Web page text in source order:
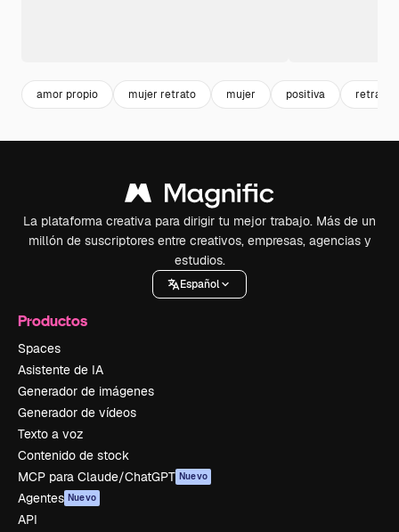
amor propio mujer retrato mujer positiva retrato
La plataforma creativa para dirigir tu mejor trabajo. Más de un
millón de suscriptores entre creativos, empresas, agencias y
estudios.
Español
Productos
Spaces
Asistente de IA
Generador de imágenes
Generador de vídeos
Texto a voz
Contenido de stock
MCP para Claude/ChatGPT Nuevo
Agentes Nuevo
API